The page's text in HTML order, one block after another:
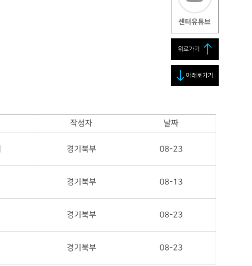
센터유튜브
위로가기
아래로가기
작성자 날짜
경기북부 08-23
경기북부 08-13
경기북부 08-23
경기북부 08-23